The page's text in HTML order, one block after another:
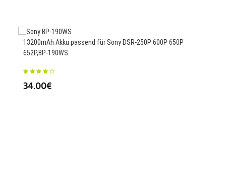
13200mAh Akku passend für Sony DSR-250P 600P 650P
652P,BP-190WS
34.00€